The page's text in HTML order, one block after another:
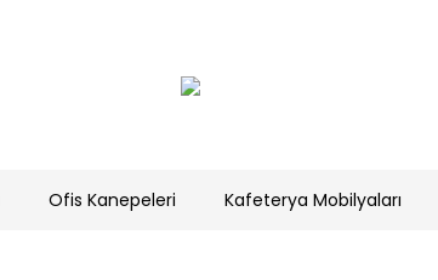
Ofis Kanepeleri Kafeterya Mobilyaları